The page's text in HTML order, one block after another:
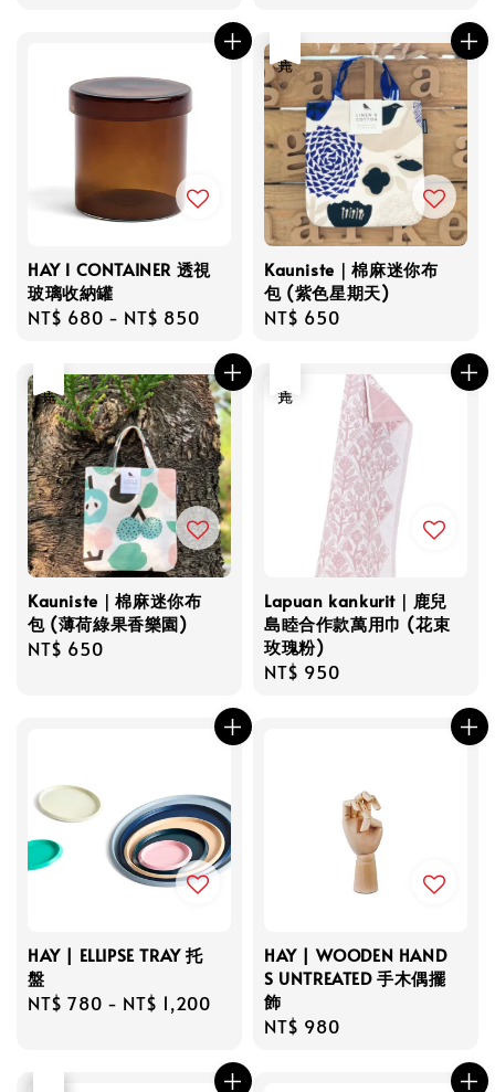
HAY l CONTAINER 透視
玻璃收納罐
Regular
NT$ 680 - NT$ 850
Kauniste｜棉麻迷你布
包 (紫色星期天)
Regular
NT$ 650
Kauniste｜棉麻迷你布
包 (薄荷綠果香樂園)
Regular
NT$ 650
Lapuan kankurit｜鹿兒
島睦合作款萬用巾 (花束
玫瑰粉)
Regular
NT$ 950
HAY | ELLIPSE TRAY 托
盤
Regular
NT$ 780 - NT$ 1,200
HAY | WOODEN HAND
S UNTREATED 手木偶擺
飾
Regular
NT$ 980